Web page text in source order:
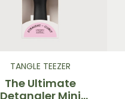
TANGLE TEEZER
The Ultimate